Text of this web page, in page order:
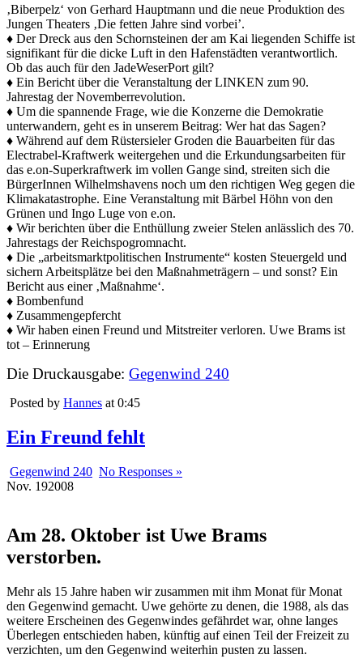
‚Biberpelz‘ von Gerhard Hauptmann und die neue Produktion des
Jungen Theaters ‚Die fetten Jahre sind vorbei’.
♦ Der Dreck aus den Schornsteinen der am Kai liegenden Schiffe ist
signifikant für die dicke Luft in den Hafenstädten verantwortlich.
Ob das auch für den JadeWeserPort gilt?
♦ Ein Bericht über die Veranstaltung der LINKEN zum 90.
Jahrestag der Novemberrevolution.
♦ Um die spannende Frage, wie die Konzerne die Demokratie
unterwandern, geht es in unserem Beitrag: Wer hat das Sagen?
♦ Während auf dem Rüstersieler Groden die Bauarbeiten für das
Electrabel-Kraftwerk weitergehen und die Erkundungsarbeiten für
das e.on-Superkraftwerk im vollen Gange sind, streiten sich die
BürgerInnen Wilhelmshavens noch um den richtigen Weg gegen die
Klimakatastrophe. Eine Veranstaltung mit Bärbel Höhn von den
Grünen und Ingo Luge von e.on.
♦ Wir berichten über die Enthüllung zweier Stelen anlässlich des 70.
Jahrestags der Reichspogromnacht.
♦ Die „arbeitsmarktpolitischen Instrumente“ kosten Steuergeld und
sichern Arbeitsplätze bei den Maßnahmeträgern – und sonst? Ein
Bericht aus einer ‚Maßnahme‘.
♦ Bombenfund
♦ Zusammengepfercht
♦ Wir haben einen Freund und Mitstreiter verloren. Uwe Brams ist
tot – Erinnerung
Die Druckausgabe: Gegenwind 240
Posted by Hannes at 0:45
Ein Freund fehlt
Gegenwind 240 No Responses »
Nov. 192008
Am 28. Oktober ist Uwe Brams
verstorben.
Mehr als 15 Jahre haben wir zusammen mit ihm Monat für Monat
den Gegenwind gemacht. Uwe gehörte zu denen, die 1988, als das
weitere Erscheinen des Gegenwindes gefährdet war, ohne langes
Überlegen entschieden haben, künftig auf einen Teil der Freizeit zu
verzichten, um den Gegenwind weiterhin pusten zu lassen.